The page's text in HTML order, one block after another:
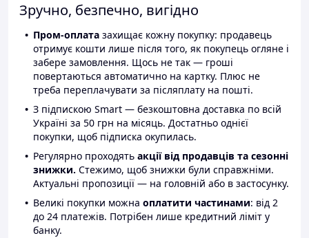
Зручно, безпечно, вигідно
Пром-оплата захищає кожну покупку: продавець
отримує кошти лише після того, як покупець огляне і
забере замовлення. Щось не так — гроші
повертаються автоматично на картку. Плюс не
треба переплачувати за післяплату на пошті.
З підпискою Smart — безкоштовна доставка по всій
Україні за 50 грн на місяць. Достатньо однієї
покупки, щоб підписка окупилась.
Регулярно проходять акції від продавців та сезонні
знижки. Стежимо, щоб знижки були справжніми.
Актуальні пропозиції — на головній або в застосунку.
Великі покупки можна оплатити частинами: від 2
до 24 платежів. Потрібен лише кредитний ліміт у
банку.